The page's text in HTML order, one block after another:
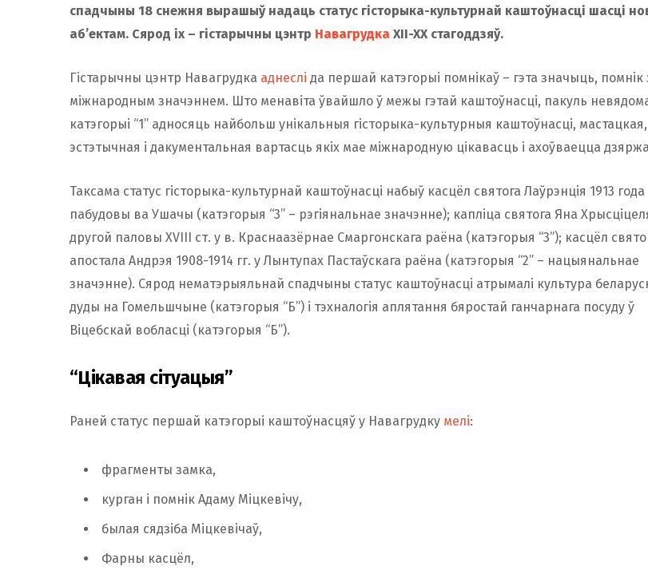
спадчыны 18 снежня вырашыў надаць статус гісторыка-культурнай каштоўнасці шасці
аб’ектам. Сярод іх – гістарычны цэнтр Навагрудка XII-XX стагоддзяў.
Гістарычны цэнтр Навагрудка аднеслі да першай катэгорыі помнікаў – гэта значыць, помнік
міжнародным значэннем. Што менавіта ўвайшло ў межы гэтай каштоўнасці, пакуль
катэгорыі “1” адносяць найбольш унікальныя гісторыка-культурныя каштоўнасці, мастацкая,
эстэтычная і дакументальная вартасць якіх мае міжнародную цікавасць і ахоўваецца
Таксама статус гісторыка-культурнай каштоўнасці набыў касцёл святога Лаўрэнція 1913 года
пабудовы ва Ушачы (катэгорыя “3” – рэгіянальнае значэнне); капліца святога Яна
другой паловы XVIII ст. у в. Краснаазёрнае Смаргонскага раёна (катэгорыя “3”); касцёл
апостала Андрэя 1908-1914 гг. у Лынтупах Пастаўскага раёна (катэгорыя “2” – нацыянальнае
значэнне). Сярод нематэрыяльнай спадчыны статус каштоўнасці атрымалі культура
дуды на Гомельшчыне (катэгорыя “Б”) і тэхналогія аплятання бяростай ганчарнага посуду ў
Віцебскай вобласці (катэгорыя “Б”).
“Цікавая сітуацыя”
Раней статус першай катэгорыі каштоўнасцяў у Навагрудку мелі:
фрагменты замка,
курган і помнік Адаму Міцкевічу,
былая сядзіба Міцкевічаў,
Фарны касцёл,